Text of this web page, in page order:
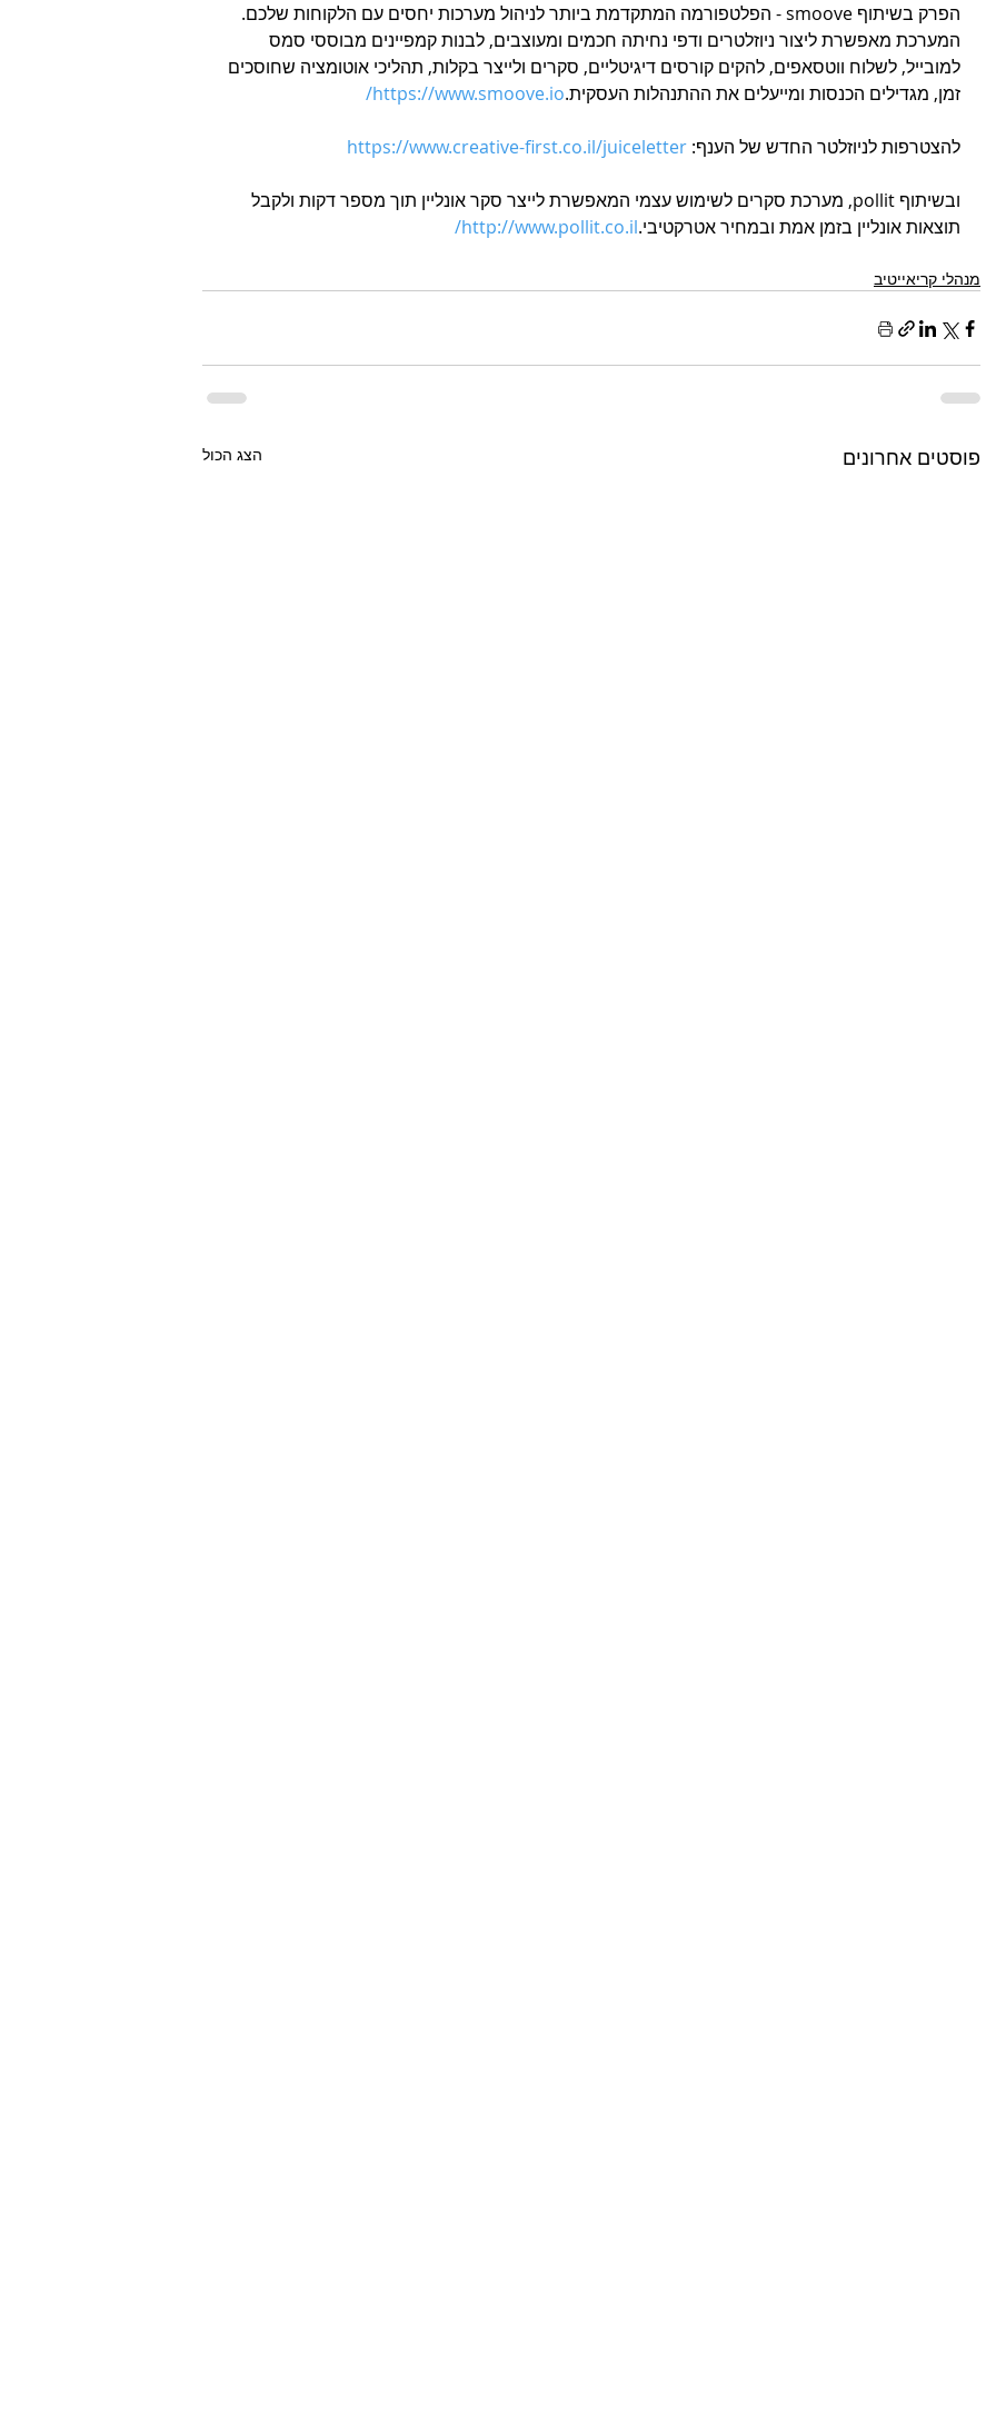
הפרק בשיתוף smoove - הפלטפורמה המתקדמת ביותר לניהול מערכות יחסים עם הלקוחות שלכם.
המערכת מאפשרת ליצור ניוזלטרים ודפי נחיתה חכמים ומעוצבים, לבנות קמפיינים מבוססי סמס
למובייל, לשלוח ווטסאפים, להקים קורסים דיגיטליים, סקרים ולייצר בקלות, תהליכי אוטומציה שחוסכים
זמן, מגדילים הכנסות ומייעלים את ההתנהלות העסקית.https://www.smoove.io/
להצטרפות לניוזלטר החדש של הענף: https://www.creative-first.co.il/juiceletter
ובשיתוף pollit, מערכת סקרים לשימוש עצמי המאפשרת לייצר סקר אונליין תוך מספר דקות ולקבל
תוצאות אונליין בזמן אמת ובמחיר אטרקטיבי.http://www.pollit.co.il/
מנהלי קריאייטיב
פוסטים אחרונים הצג הכול